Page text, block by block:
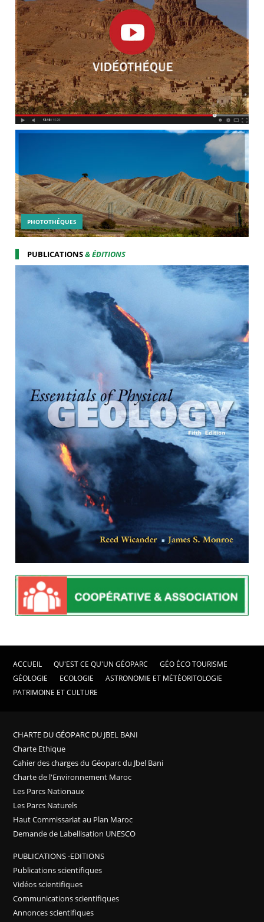
PHOTOTHÉQUES
PUBLICATIONS& ÉDITIONS
ACCUEIL QU'EST CE QU'UN GÉOPARC
GÉO ÉCO TOURISME
GÉOLOGIE
ECOLOGIE
ASTRONOMIE ET MÉTÉORITOLOGIE
PATRIMOINE ET CULTURE
CHARTE DU GÉOPARC DU JBEL BANI
Charte Ethique
Cahier des charges du Géoparc du Jbel Bani
Charte de l'Environnement Maroc
Les Parcs Nationaux
Les Parcs Naturels
Haut Commissariat au Plan Maroc
Demande de Labellisation UNESCO
PUBLICATIONS -EDITIONS
Publications scientifiques
Vidéos scientifiques
Communications scientifiques
Annonces scientifiques